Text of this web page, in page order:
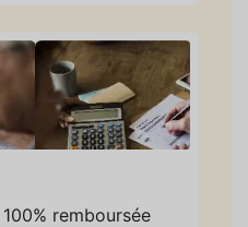
remboursée